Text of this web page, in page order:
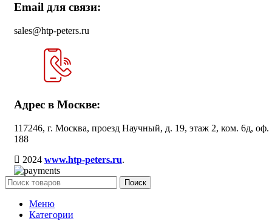
Email для связи:
sales@htp-peters.ru
Адрес в Москве:
117246, г. Москва, проезд Научный, д. 19, этаж 2, ком. 6д, оф.
188
2024 www.htp-peters.ru.
Поиск
Меню
Категории